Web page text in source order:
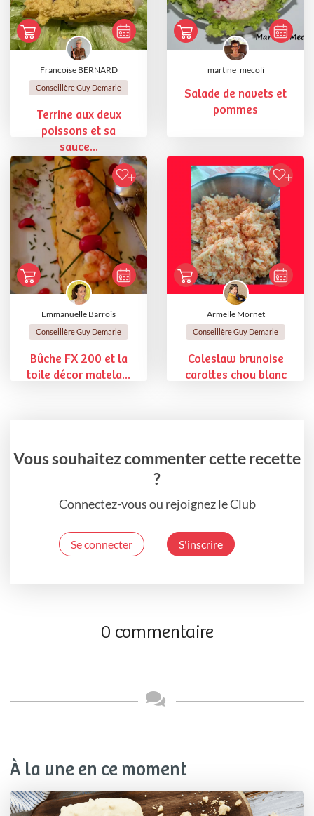
Francoise BERNARD
Conseillère Guy Demarle
Terrine aux deux
poissons et sa
sauce...
martine_mecoli
Salade de navets et
pommes
Emmanuelle Barrois
Conseillère Guy Demarle
Bûche FX 200 et la
toile décor matela...
Armelle Mornet
Conseillère Guy Demarle
Coleslaw brunoise
carottes chou blanc
Vous souhaitez commenter cette recette
?
Connectez-vous ou rejoignez le Club
Se connecter S'inscrire
0 commentaire
À la une en ce moment